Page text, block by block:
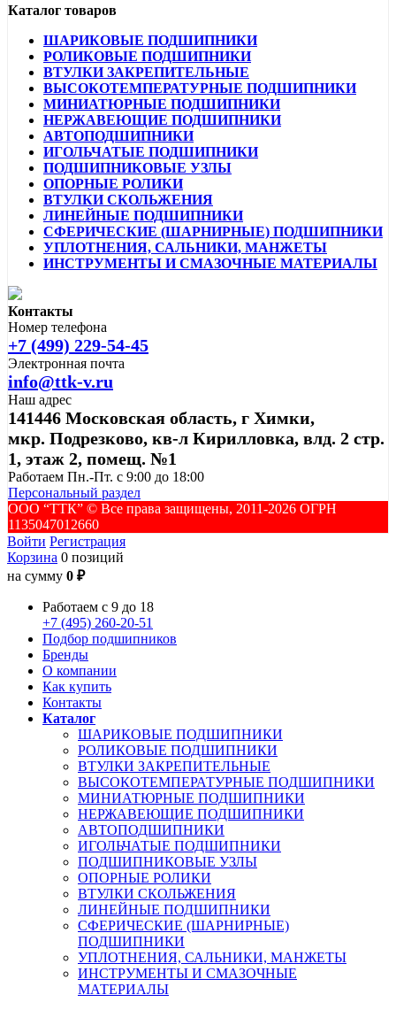
Каталог товаров
ШАРИКОВЫЕ ПОДШИПНИКИ
РОЛИКОВЫЕ ПОДШИПНИКИ
ВТУЛКИ ЗАКРЕПИТЕЛЬНЫЕ
ВЫСОКОТЕМПЕРАТУРНЫЕ ПОДШИПНИКИ
МИНИАТЮРНЫЕ ПОДШИПНИКИ
НЕРЖАВЕЮЩИЕ ПОДШИПНИКИ
АВТОПОДШИПНИКИ
ИГОЛЬЧАТЫЕ ПОДШИПНИКИ
ПОДШИПНИКОВЫЕ УЗЛЫ
ОПОРНЫЕ РОЛИКИ
ВТУЛКИ СКОЛЬЖЕНИЯ
ЛИНЕЙНЫЕ ПОДШИПНИКИ
СФЕРИЧЕСКИЕ (ШАРНИРНЫЕ) ПОДШИПНИКИ
УПЛОТНЕНИЯ, САЛЬНИКИ, МАНЖЕТЫ
ИНСТРУМЕНТЫ И СМАЗОЧНЫЕ МАТЕРИАЛЫ
Контакты
Номер телефона
+7 (499) 229-54-45
Электронная почта
info@ttk-v.ru
Наш адрес
141446 Московская область, г Химки,
мкр. Подрезково, кв-л Кирилловка, влд. 2 стр.
1, этаж 2, помещ. №1
Работаем Пн.-Пт. с 9:00 до 18:00
Персональный раздел
ООО “ТТК” ©️ Все права защищены, 2011-2026 ОГРН
1135047012660
Войти Регистрация
Корзина 0 позиций
на сумму 0 ₽
Работаем с 9 до 18
+7 (495) 260-20-51
Подбор подшипников
Бренды
О компании
Как купить
Контакты
Каталог
ШАРИКОВЫЕ ПОДШИПНИКИ
РОЛИКОВЫЕ ПОДШИПНИКИ
ВТУЛКИ ЗАКРЕПИТЕЛЬНЫЕ
ВЫСОКОТЕМПЕРАТУРНЫЕ ПОДШИПНИКИ
МИНИАТЮРНЫЕ ПОДШИПНИКИ
НЕРЖАВЕЮЩИЕ ПОДШИПНИКИ
АВТОПОДШИПНИКИ
ИГОЛЬЧАТЫЕ ПОДШИПНИКИ
ПОДШИПНИКОВЫЕ УЗЛЫ
ОПОРНЫЕ РОЛИКИ
ВТУЛКИ СКОЛЬЖЕНИЯ
ЛИНЕЙНЫЕ ПОДШИПНИКИ
СФЕРИЧЕСКИЕ (ШАРНИРНЫЕ)
ПОДШИПНИКИ
УПЛОТНЕНИЯ, САЛЬНИКИ, МАНЖЕТЫ
ИНСТРУМЕНТЫ И СМАЗОЧНЫЕ
МАТЕРИАЛЫ